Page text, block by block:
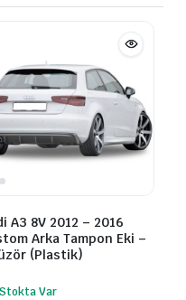
A3 8V 2012 – 2016
Arka Tampon Eki –
(Plastik)
Stokta Var